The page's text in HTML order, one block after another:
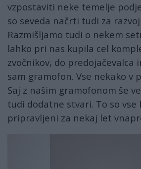
vzpostaviti neke temelje
so seveda načrti tudi za
Razmišljamo tudi o nekem
lahko pri nas kupila cel
zvočnikov, do predojačevalca
sam gramofon. Vse nekako v
Saj z našim gramofonom še
tudi dodatne stvari. To so vse
pripravljeni za nekaj let